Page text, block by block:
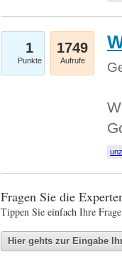
1
Punkte
1749
Aufrufe
Fragen Sie die
Tippen Sie einfach Ihre